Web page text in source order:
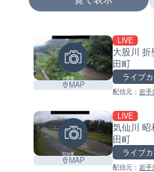
MAP
LIVE
大股川
田町
ライブ
配信元： 岩手
MAP
LIVE
気仙川 昭
田町
ライブ
配信元： 岩手